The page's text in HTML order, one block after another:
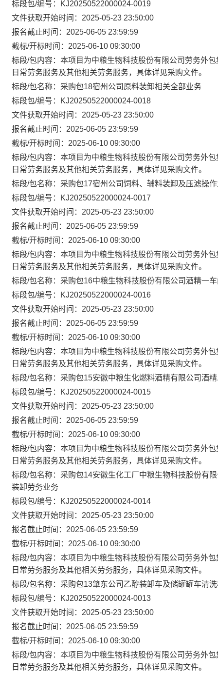
标段包/编号：KJ20250522000024-0019
文件获取开始时间：2025-05-23 23:50:00
报名截止时间：2025-06-05 23:59:59
截标/开标时间：2025-06-10 09:30:00
标段/包内容：本项目为中粮生物科技股份有限公司劳务外
日常劳务服务及其他相关劳务服务，具体详见采购文件。
标段/包名称：采购包18宿州公司原料装卸相关全部业务
标段包/编号：KJ20250522000024-0018
文件获取开始时间：2025-05-23 23:50:00
报名截止时间：2025-06-05 23:59:59
截标/开标时间：2025-06-10 09:30:00
标段/包内容：本项目为中粮生物科技股份有限公司劳务外
日常劳务服务及其他相关劳务服务，具体详见采购文件。
标段/包名称：采购包17宿州公司饲料、辅料装卸及压滤操
标段包/编号：KJ20250522000024-0017
文件获取开始时间：2025-05-23 23:50:00
报名截止时间：2025-06-05 23:59:59
截标/开标时间：2025-06-10 09:30:00
标段/包内容：本项目为中粮生物科技股份有限公司劳务外
日常劳务服务及其他相关劳务服务，具体详见采购文件。
标段/包名称：采购包16中粮生物科技股份有限公司酒精一
标段包/编号：KJ20250522000024-0016
文件获取开始时间：2025-05-23 23:50:00
报名截止时间：2025-06-05 23:59:59
截标/开标时间：2025-06-10 09:30:00
标段/包内容：本项目为中粮生物科技股份有限公司劳务外
日常劳务服务及其他相关劳务服务，具体详见采购文件。
标段/包名称：采购包15安徽中粮生化燃料酒精有限公司酒
标段包/编号：KJ20250522000024-0015
文件获取开始时间：2025-05-23 23:50:00
报名截止时间：2025-06-05 23:59:59
截标/开标时间：2025-06-10 09:30:00
标段/包内容：本项目为中粮生物科技股份有限公司劳务外
日常劳务服务及其他相关劳务服务，具体详见采购文件。
标段/包名称：采购包14安徽生化工厂中粮生物科技股份有
装卸劳务业务
标段包/编号：KJ20250522000024-0014
文件获取开始时间：2025-05-23 23:50:00
报名截止时间：2025-06-05 23:59:59
截标/开标时间：2025-06-10 09:30:00
标段/包内容：本项目为中粮生物科技股份有限公司劳务外
日常劳务服务及其他相关劳务服务，具体详见采购文件。
标段/包名称：采购包13肇东公司乙醇装卸车及储罐罐车清
标段包/编号：KJ20250522000024-0013
文件获取开始时间：2025-05-23 23:50:00
报名截止时间：2025-06-05 23:59:59
截标/开标时间：2025-06-10 09:30:00
标段/包内容：本项目为中粮生物科技股份有限公司劳务外
日常劳务服务及其他相关劳务服务，具体详见采购文件。